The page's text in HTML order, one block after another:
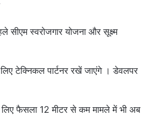
सीएम स्वरोजगार योजना और सूक्ष्म
लिए टेक्निकल पार्टनर रखें जाएंगे । डेवलपर
लिए फैसला 12 मीटर से कम मामले में भी अब